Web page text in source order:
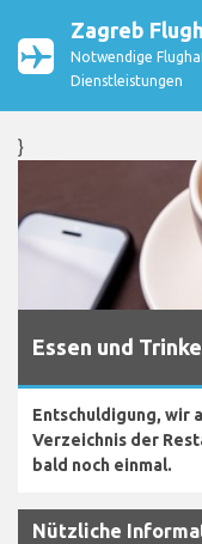
Zagreb
Notwendige
Dienstleistungen
}
Essen und
Entschuldigung, wir
Verzeichnis der
bald noch einmal.
Nützliche